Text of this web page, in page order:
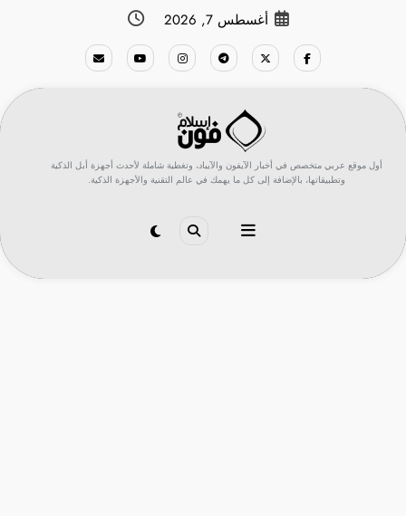
أغسطس 7, 2026
أول موقع عربي متخصص في أخبار الآيفون والآيباد، وتغطية شاملة لأحدث أجهزة أبل الذكية
وتطبيقاتها، بالإضافة إلى كل ما يهمك في عالم التقنية والأجهزة الذكية.